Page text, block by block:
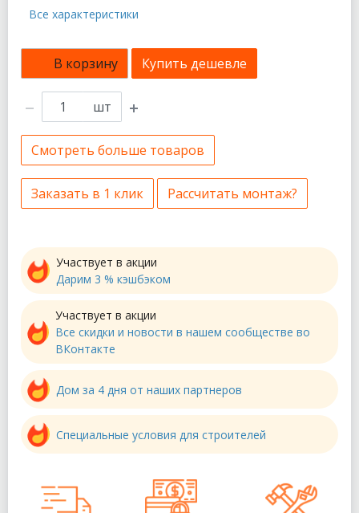
Все характеристики
В корзину Купить дешевле
шт
Смотреть больше товаров
Заказать в 1 клик Рассчитать монтаж?
Участвует в акции
Дарим 3 % кэшбэком
Участвует в акции
Все скидки и новости в нашем сообществе во
ВКонтакте
Дом за 4 дня от наших партнеров
Специальные условия для строителей